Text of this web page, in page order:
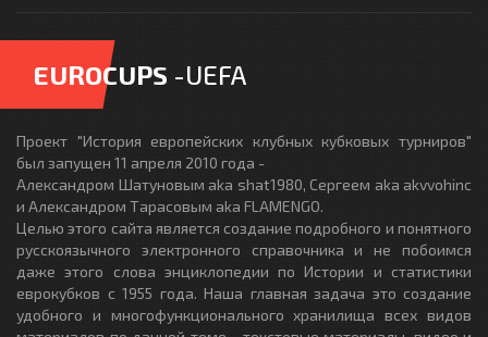
EUROCUPS -UEFA
Проект "История европейских клубных кубковых турниров"
был запущен 11 апреля 2010 года -
Александром Шатуновым aka shat1980, Сергеем aka akvvohinc
и Александром Тарасовым aka FLAMENGO.
Целью этого сайта является создание подробного и понятного
русскоязычного электронного справочника и не побоимся
даже этого слова энциклопедии по Истории и статистики
еврокубков с 1955 года. Наша главная задача это создание
удобного и многофункционального хранилища всех видов